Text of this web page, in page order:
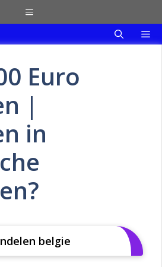
Menu
Euro
|
in
belgie